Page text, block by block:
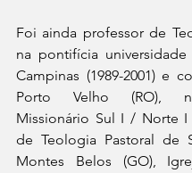
Foi ainda professor de
na pontifícia
Campinas (1989-2001) e
Porto Velho (RO),
Missionário Sul I / Norte I
de Teologia Pastoral de
Montes Belos (GO),